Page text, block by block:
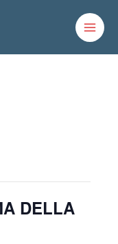
DELLA